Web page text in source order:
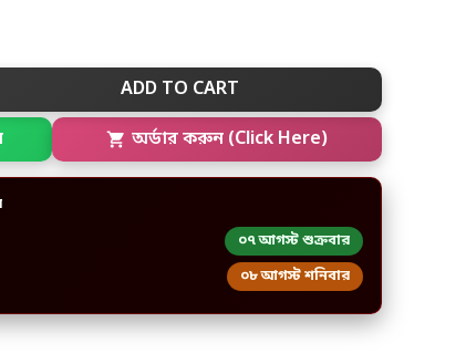
ADD TO CART
অর্ডার করুন (Click Here)
০৭ আগস্ট শুক্রবার
০৮ আগস্ট শনিবার